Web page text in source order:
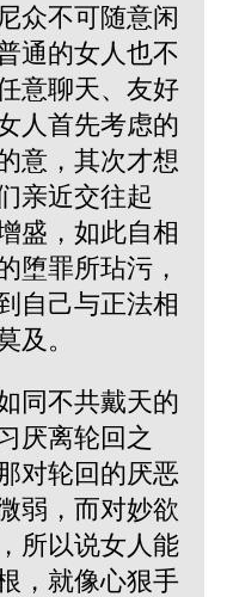
众不可随意闲
通的女人也不
意聊天、友好
人首先考虑的
意，其次才想
亲近交往起
盛，如此自相
堕罪所玷污，
自己与正法相
及。
同不共戴天的
厌离轮回之
对轮回的厌恶
弱，而对妙欲
所以说女人能
，就像心狠手